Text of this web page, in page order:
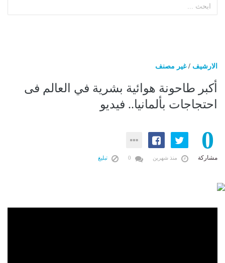
الارشيف /غير مصنف
أكبر طاحونة هوائية بشرية في العالم فى
احتجاجات بألمانيا.. فيديو
0
مشاركة منذ شهرين تبليغ